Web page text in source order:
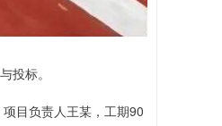
投标。
目负责人王某，工期90